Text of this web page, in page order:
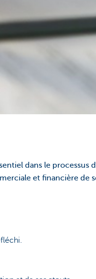
dans le processus
et financière de